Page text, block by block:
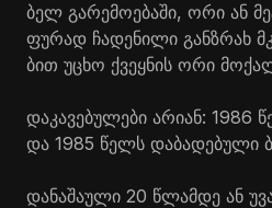
ბელ გა­რე­მო­ე­ბა­ში, ორი ან
ფუ­რად ჩა­დე­ნი­ლი გან­ზრახ
ბით უცხო ქვეყ­ნის ორი
და­კა­ვე­ბუ­ლე­ბი არი­ან: 1986
და 1985 წელს და­ბა­დე­ბუ­ლი
და­ნა­შა­უ­ლი 20 წლამ­დე ან